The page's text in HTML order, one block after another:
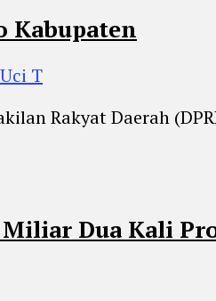
Kabupaten
T
Rakyat Daerah
Dua Kali